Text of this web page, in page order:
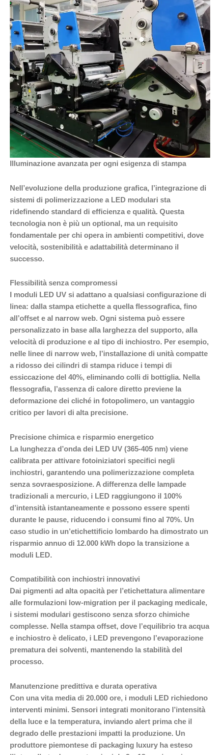
Illuminazione avanzata per ogni esigenza di stampa
Nell’evoluzione della produzione grafica, l’integrazione di
sistemi di polimerizzazione a LED modulari sta
ridefinendo standard di efficienza e qualità. Questa
tecnologia non è più un optional, ma un requisito
fondamentale per chi opera in ambienti competitivi, dove
velocità, sostenibilità e adattabilità determinano il
successo.
Flessibilità senza compromessi
I moduli LED UV si adattano a qualsiasi configurazione di
linea: dalla stampa etichette a quella flessografica, fino
all’offset e al narrow web. Ogni sistema può essere
personalizzato in base alla larghezza del supporto, alla
velocità di produzione e al tipo di inchiostro. Per esempio,
nelle linee di narrow web, l’installazione di unità compatte
a ridosso dei cilindri di stampa riduce i tempi di
essiccazione del 40%, eliminando colli di bottiglia. Nella
flessografia, l’assenza di calore diretto previene la
deformazione dei cliché in fotopolimero, un vantaggio
critico per lavori di alta precisione.
Precisione chimica e risparmio energetico
La lunghezza d’onda dei LED UV (365-405 nm) viene
calibrata per attivare fotoiniziatori specifici negli
inchiostri, garantendo una polimerizzazione completa
senza sovraesposizione. A differenza delle lampade
tradizionali a mercurio, i LED raggiungono il 100%
d’intensità istantaneamente e possono essere spenti
durante le pause, riducendo i consumi fino al 70%. Un
caso studio in un’etichettificio lombardo ha dimostrato un
risparmio annuo di 12.000 kWh dopo la transizione a
moduli LED.
Compatibilità con inchiostri innovativi
Dai pigmenti ad alta opacità per l’etichettatura alimentare
alle formulazioni low-migration per il packaging medicale,
i sistemi modulari gestiscono senza sforzo chimiche
complesse. Nella stampa offset, dove l’equilibrio tra acqua
e inchiostro è delicato, i LED prevengono l’evaporazione
prematura dei solventi, mantenendo la stabilità del
processo.
Manutenzione predittiva e durata operativa
Con una vita media di 20.000 ore, i moduli LED richiedono
interventi minimi. Sensori integrati monitorano l’intensità
della luce e la temperatura, inviando alert prima che il
degrado delle prestazioni impatti la produzione. Un
produttore piemontese di packaging luxury ha esteso